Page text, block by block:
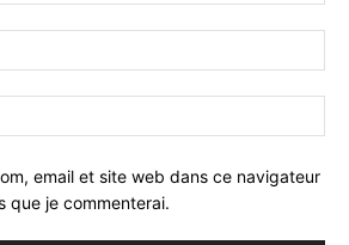
email et site web dans ce navigateur
que je commenterai.